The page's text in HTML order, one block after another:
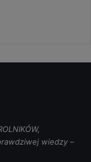
wiedzy –